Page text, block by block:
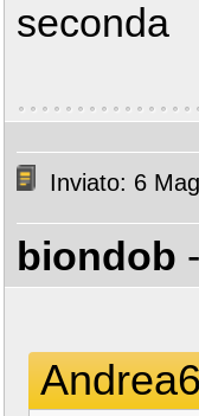
seconda
Inviato: 6
biondob